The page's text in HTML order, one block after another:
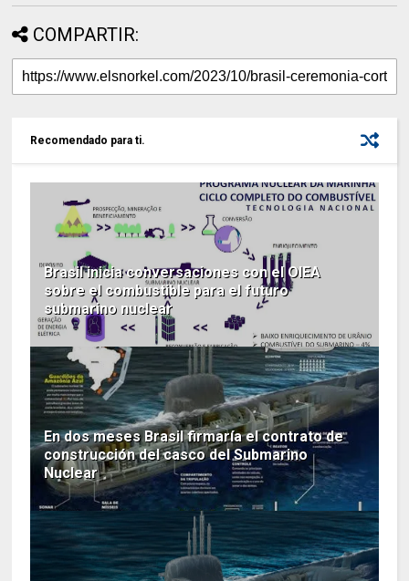
COMPARTIR:
Recomendado para ti.
Brasil inicia conversaciones con el OIEA
sobre el combustible para el futuro
submarino nuclear
En dos meses Brasil firmaría el contrato de
construcción del casco del Submarino
Nuclear